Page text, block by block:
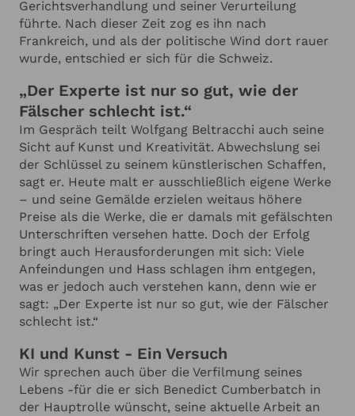
Gerichtsverhandlung und seiner Verurteilung
führte. Nach dieser Zeit zog es ihn nach
Frankreich, und als der politische Wind dort rauer
wurde, entschied er sich für die Schweiz.
„Der Experte ist nur so gut, wie der
Fälscher schlecht ist.“
Im Gespräch teilt Wolfgang Beltracchi auch seine
Sicht auf Kunst und Kreativität. Abwechslung sei
der Schlüssel zu seinem künstlerischen Schaffen,
sagt er. Heute malt er ausschließlich eigene Werke
– und seine Gemälde erzielen weitaus höhere
Preise als die Werke, die er damals mit gefälschten
Unterschriften versehen hatte. Doch der Erfolg
bringt auch Herausforderungen mit sich: Viele
Anfeindungen und Hass schlagen ihm entgegen,
was er jedoch auch verstehen kann, denn wie er
sagt: „Der Experte ist nur so gut, wie der Fälscher
schlecht ist.“
KI und Kunst - Ein Versuch
Wir sprechen auch über die Verfilmung seines
Lebens -für die er sich Benedict Cumberbatch in
der Hauptrolle wünscht, seine aktuelle Arbeit an